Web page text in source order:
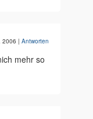
2006 | Antworten
mehr so